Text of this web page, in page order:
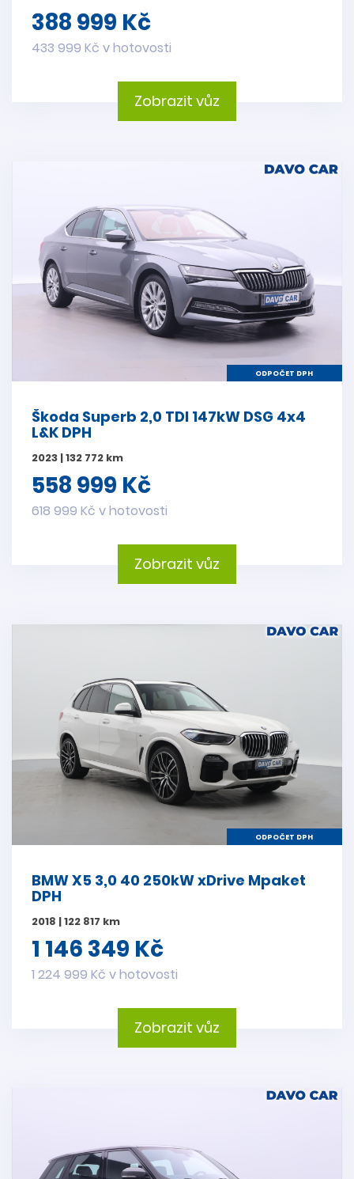
388 999 Kč
433 999 Kč v hotovosti
Zobrazit vůz
ODPOČET DPH
Škoda Superb 2,0 TDI 147kW DSG 4x4
L&K DPH
2023 | 132 772 km
558 999 Kč
618 999 Kč v hotovosti
Zobrazit vůz
ODPOČET DPH
BMW X5 3,0 40 250kW xDrive Mpaket
DPH
2018 | 122 817 km
1 146 349 Kč
1 224 999 Kč v hotovosti
Zobrazit vůz